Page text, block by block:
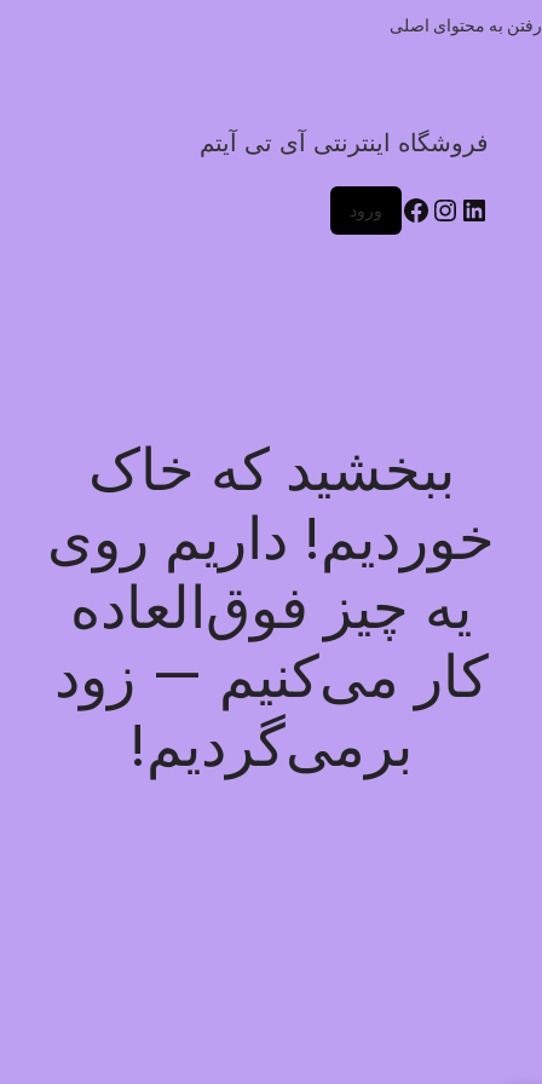
رفتن به محتوای اصلی
فروشگاه اینترنتی آی تی آیتم
ورود
ببخشید که خاک
خوردیم! داریم روی
یه چیز فوق‌العاده
کار می‌کنیم — زود
برمی‌گردیم!